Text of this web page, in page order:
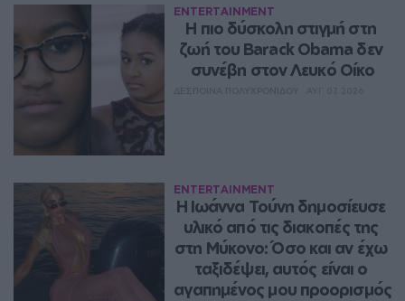
ENTERTAINMENT
Η πιο δύσκολη στιγμή στη
ζωή του Barack Obama δεν
συνέβη στον Λευκό Οίκο
ENTERTAINMENT
Η Ιωάννα Τούνη δημοσίευσε
υλικό από τις διακοπές της
στη Μύκονο: Όσο και αν έχω
ταξιδέψει, αυτός είναι ο
αγαπημένος μου προορισμός